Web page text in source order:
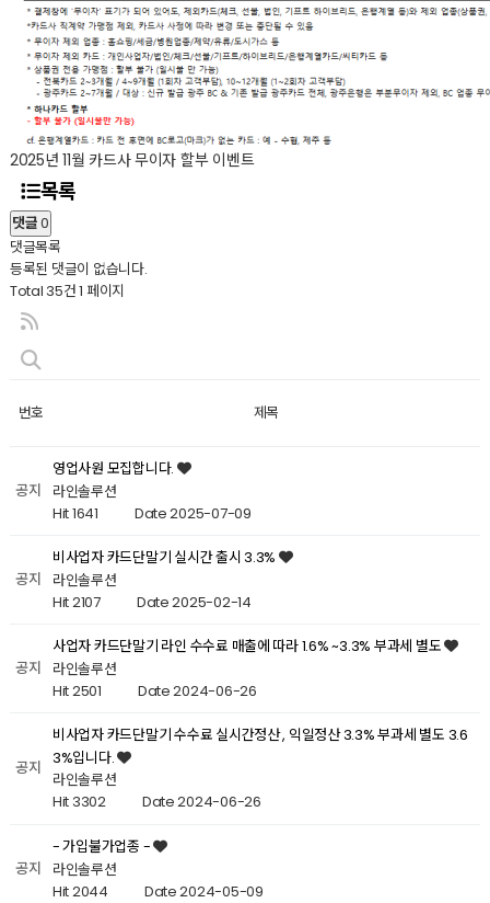
2025년 11월 카드사 무이자 할부 이벤트
목록
댓글0
댓글목록
등록된 댓글이 없습니다.
Total 35건1 페이지
번호 제목
공지
영업사원 모집합니다.
라인솔루션
Hit 1641 Date 2025-07-09
공지
비사업자 카드단말기 실시간 출시 3.3%
라인솔루션
Hit 2107 Date 2025-02-14
공지
사업자 카드단말기 라인 수수료 매출에 따라 1.6% ~3.3% 부과세 별도
라인솔루션
Hit 2501 Date 2024-06-26
공지
비사업자 카드단말기 수수료 실시간정산 , 익일정산 3.3% 부과세 별도 3.6
3%입니다.
라인솔루션
Hit 3302 Date 2024-06-26
공지
- 가입불가업종 -
라인솔루션
Hit 2044 Date 2024-05-09